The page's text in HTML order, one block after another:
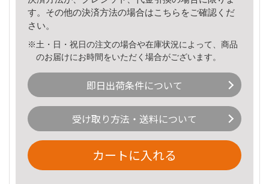
す。その他の決済方法の場合はこちら をご確認くだ
さい。
※土・日・祝日の注文の場合や在庫状況によって、商品
のお届けにお時間をいただく場合がございます。
即日出荷条件について
受け取り方法・送料について
カートに入れる